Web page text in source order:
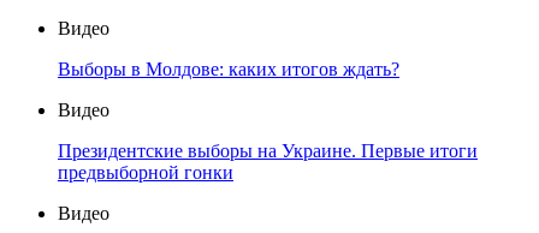
Видео
Выборы в Молдове: каких итогов ждать?
Видео
Президентские выборы на Украине. Первые итоги
предвыборной гонки
Видео